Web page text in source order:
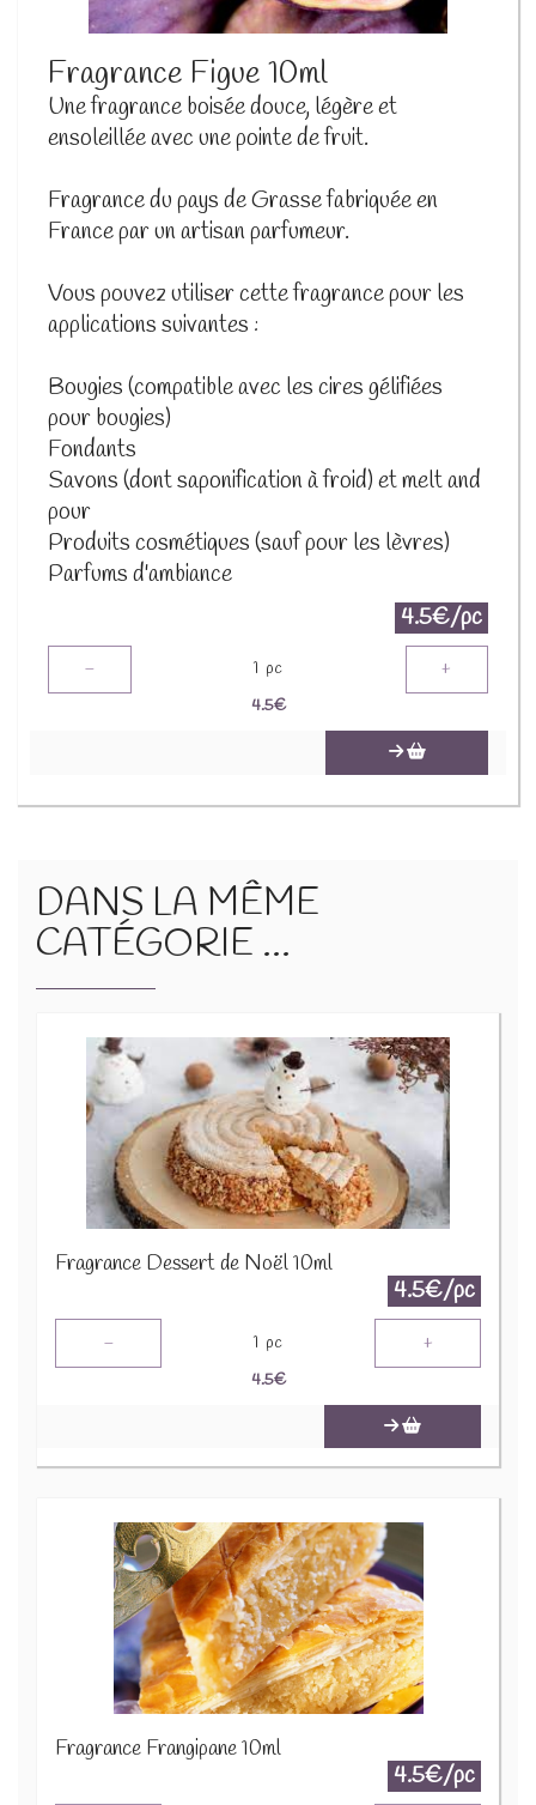
Fragrance Figue 10ml
Une fragrance boisée douce, légère et
ensoleillée avec une pointe de fruit.
Fragrance du pays de Grasse fabriquée en
France par un artisan parfumeur.
Vous pouvez utiliser cette fragrance pour les
applications suivantes :
Bougies (compatible avec les cires gélifiées
pour bougies)
Fondants
Savons (dont saponification à froid) et melt and
pour
Produits cosmétiques (sauf pour les lèvres)
Parfums d'ambiance
4.5€/pc
- 1 pc +
4.5€
DANS LA MÊME
CATÉGORIE ...
Fragrance Dessert de Noël 10ml
4.5€/pc
- 1 pc +
4.5€
Fragrance Frangipane 10ml
4.5€/pc